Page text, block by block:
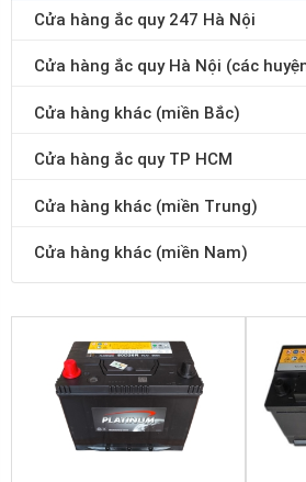
Cửa hàng ắc quy 247 Hà Nội
Cửa hàng ắc quy Hà Nội (các
Cửa hàng khác (miền Bắc)
Cửa hàng ắc quy TP HCM
Cửa hàng khác (miền Trung)
Cửa hàng khác (miền Nam)